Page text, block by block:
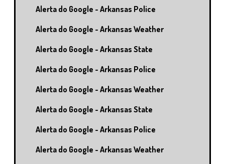
Alerta do Google - Arkansas Police
Alerta do Google - Arkansas Weather
Alerta do Google - Arkansas State
Alerta do Google - Arkansas Police
Alerta do Google - Arkansas Weather
Alerta do Google - Arkansas State
Alerta do Google - Arkansas Police
Alerta do Google - Arkansas Weather